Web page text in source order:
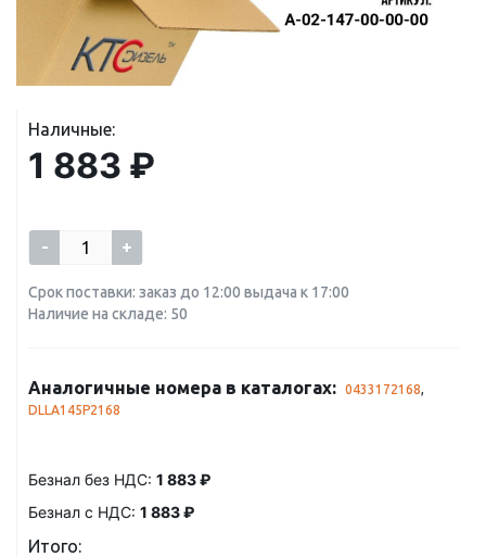
Наличные:
1 883 ₽
- +
Срок поставки: заказ до 12:00 выдача к 17:00
Наличие на складе: 50
Аналогичные номера в каталогах: 0433172168,
DLLA145P2168
Безнал без НДС: 1 883 ₽
Безнал с НДС: 1 883 ₽
Итого: